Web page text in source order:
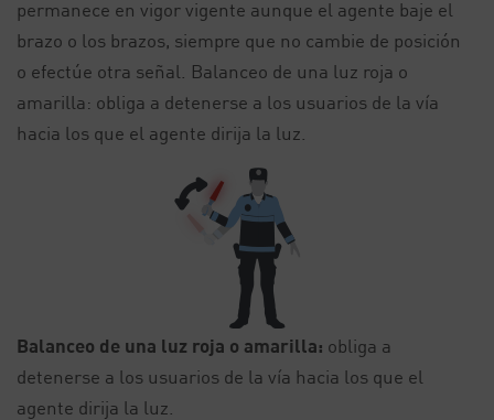
permanece en vigor vigente aunque el agente baje el
brazo o los brazos, siempre que no cambie de posición
o efectúe otra señal. Balanceo de una luz roja o
amarilla: obliga a detenerse a los usuarios de la vía
hacia los que el agente dirija la luz.
Balanceo de una luz roja o amarilla: obliga a
detenerse a los usuarios de la vía hacia los que el
agente dirija la luz.